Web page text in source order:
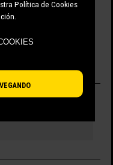
Política de Cookies